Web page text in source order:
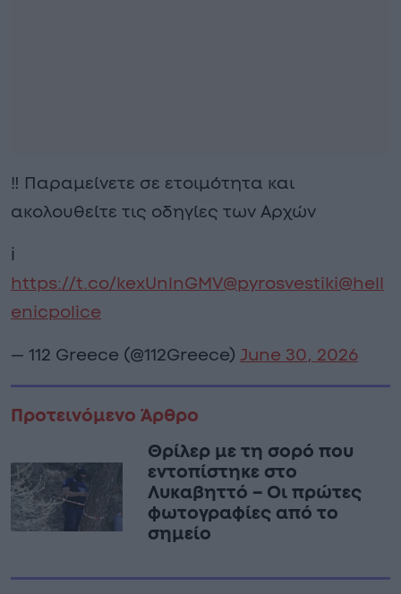
‼️ Παραμείνετε σε ετοιμότητα και
ακολουθείτε τις οδηγίες των Αρχών
ℹ️
https://t.co/kexUnlnGMV@pyrosvestiki@hell
enicpolice
— 112 Greece (@112Greece) June 30, 2026
Προτεινόμενο Άρθρο
Θρίλερ με τη σορό που
εντοπίστηκε στο
Λυκαβηττό – Οι πρώτες
φωτογραφίες από το
σημείο